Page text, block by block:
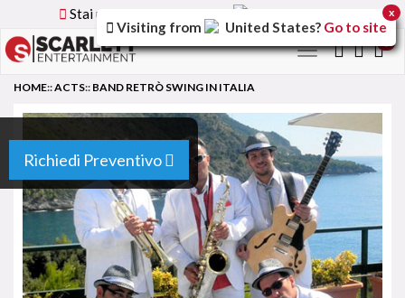
Stai utilizzando la versione
Toggle
Richiedi Preventivo
HOME::ACTS:: BAND RETRÒ SWING IN ITALIA
Visiting from United States? Go to site
x